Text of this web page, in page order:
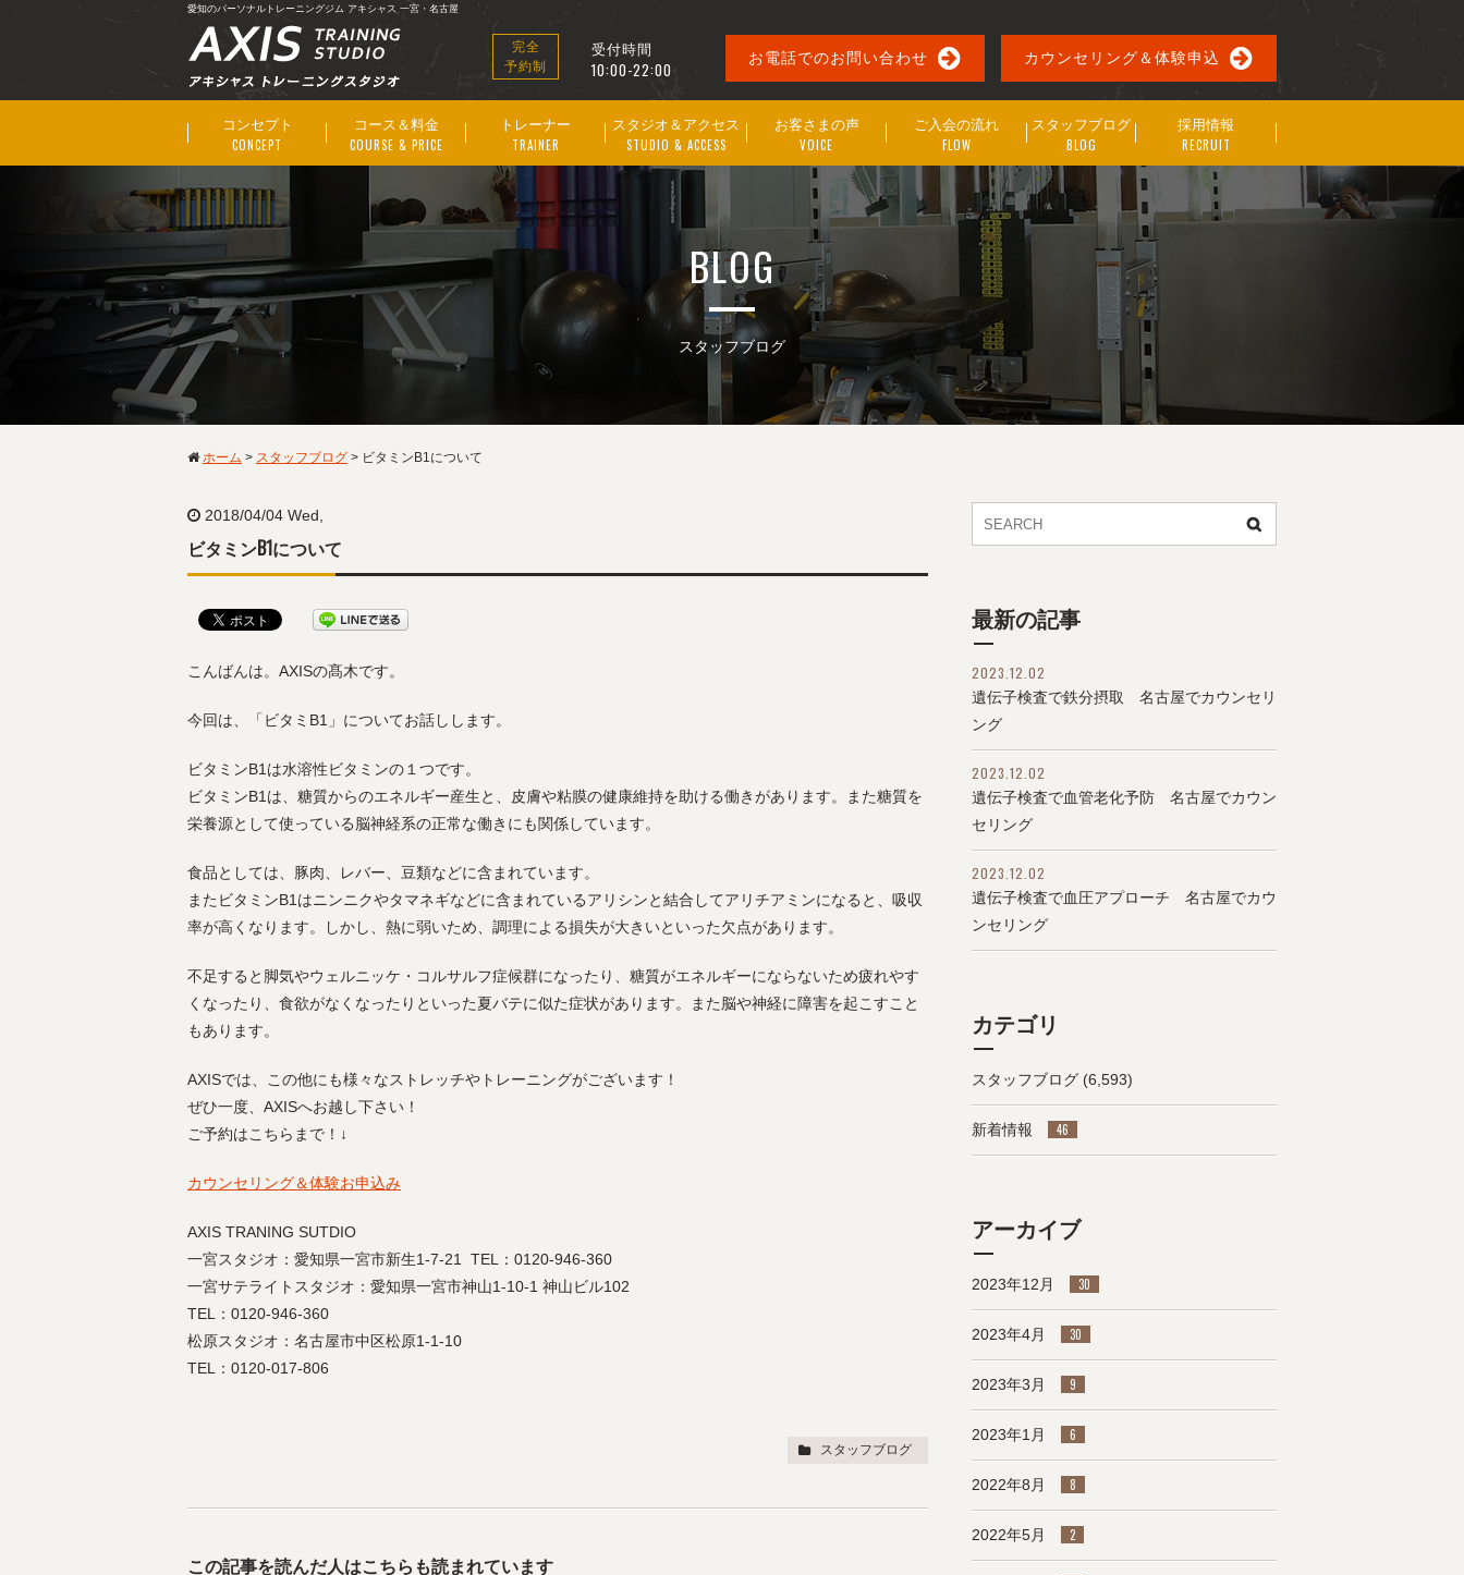
愛知のパーソナルトレーニングジム アキシャス 一宮・名古屋
完全
予約制
受付時間
10:00-22:00
お電話でのお問い合わせ カウンセリング＆体験申込
コンセプト
CONCEPT
コース＆料金
COURSE & PRICE
トレーナー
TRAINER
スタジオ＆アクセス
STUDIO & ACCESS
お客さまの声
VOICE
ご入会の流れ
FLOW
スタッフブログ
BLOG
採用情報
RECRUIT
BLOG
スタッフブログ
ホーム > スタッフブログ > ビタミンB1について
2018/04/04 Wed,
ビタミンB1について
こんばんは。AXISの髙木です。
今回は、「ビタミB1」についてお話しします。
ビタミンB1は水溶性ビタミンの１つです。
ビタミンB1は、糖質からのエネルギー産生と、皮膚や粘膜の健康維持を助ける働きがあります。また糖質を
栄養源として使っている脳神経系の正常な働きにも関係しています。
食品としては、豚肉、レバー、豆類などに含まれています。
またビタミンB1はニンニクやタマネギなどに含まれているアリシンと結合してアリチアミンになると、吸収
率が高くなります。しかし、熱に弱いため、調理による損失が大きいといった欠点があります。
不足すると脚気やウェルニッケ・コルサルフ症候群になったり、糖質がエネルギーにならないため疲れやす
くなったり、食欲がなくなったりといった夏バテに似た症状があります。また脳や神経に障害を起こすこと
もあります。
AXISでは、この他にも様々なストレッチやトレーニングがございます！
ぜひ一度、AXISへお越し下さい！
ご予約はこちらまで！↓
カウンセリング＆体験お申込み
AXIS TRANING SUTDIO
一宮スタジオ：愛知県一宮市新生1-7-21 TEL：0120-946-360
一宮サテライトスタジオ：愛知県一宮市神山1-10-1 神山ビル102
TEL：0120-946-360
松原スタジオ：名古屋市中区松原1-1-10
TEL：0120-017-806
スタッフブログ
この記事を読んだ人はこちらも読まれています
最新の記事
2023.12.02
遺伝子検査で鉄分摂取 名古屋でカウンセリ
ング
2023.12.02
遺伝子検査で血管老化予防 名古屋でカウン
セリング
2023.12.02
遺伝子検査で血圧アプローチ 名古屋でカウ
ンセリング
カテゴリ
スタッフブログ (6,593)
新着情報 46
アーカイブ
2023年12月 30
2023年4月 30
2023年3月 9
2023年1月 6
2022年8月 8
2022年5月 2